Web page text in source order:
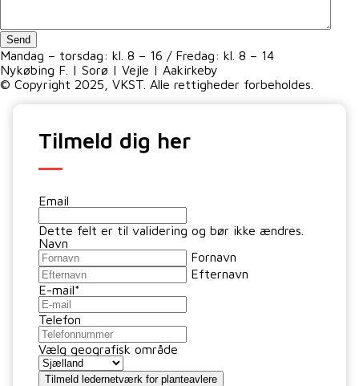
Send
Mandag – torsdag: kl. 8 – 16 / Fredag: kl. 8 – 14
Nykøbing F. | Sorø | Vejle | Aakirkeby
© Copyright 2025, VKST. Alle rettigheder forbeholdes.
Tilmeld dig her
Email
Dette felt er til validering og bør ikke ændres.
Navn
Fornavn
Efternavn
E-mail*
Telefon
Vælg geografisk område
Tilmeld ledernetværk for planteavlere